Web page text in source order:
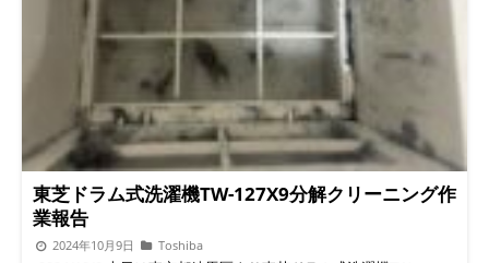
まってしまい水シャワーが出なくなると洗浄能力が下がり洗濯物
の臭いの原因になりますので、定期的(2-3年)目安に専門業者に分
解清掃をおすすめします。 脱水カバー交換後のカバー状態にな
ります。 ・カバー交換した事で水路の汚れもなくなり全方位シ
ャワー機能も復活、洗濯洗浄能力も改善されます。 脱水カバー
交換後全体的に水シャワーが出てます。 ・全方位シャワー(7箇
所)から水が出てる事が確認出来ました。 脱水カバー交換全方位
シャワー穴アップ ・全方位シャワー穴詰まりもなくなりまし
た。 ドラム槽清掃前汚れ状態になります。 ・ドラム槽に繊維と
カビ汚れが混ざった状態で、付着していました。この汚れ状態で
洗濯機を使用すると洗濯物に臭いが付く原因になってしまいま
す。 ドラム槽清掃後汚れ状態になります。 ・汚れも落ちてドラ
東芝ドラム式洗濯機TW-127X9分解クリーニング作
業報告
2024年10月9日 Toshiba